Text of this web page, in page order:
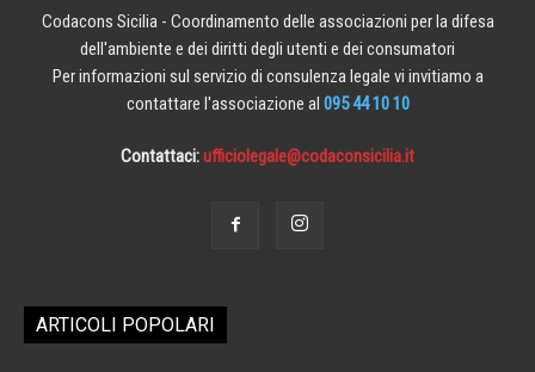
Codacons Sicilia - Coordinamento delle associazioni per la difesa
dell'ambiente e dei diritti degli utenti e dei consumatori
Per informazioni sul servizio di consulenza legale vi invitiamo a
contattare l'associazione al 095 44 10 10
Contattaci:ufficiolegale@codaconsicilia.it
ARTICOLI POPOLARI